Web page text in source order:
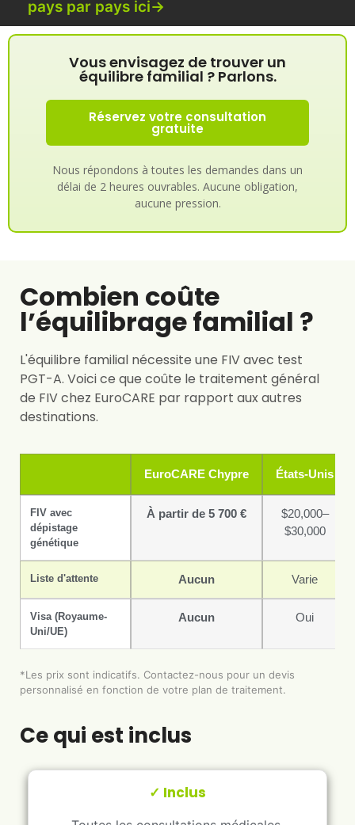
pays par pays ici→
Vous envisagez de trouver un
équilibre familial ? Parlons.
Réservez votre consultation
gratuite
Nous répondons à toutes les demandes dans un
délai de 2 heures ouvrables. Aucune obligation,
aucune pression.
Combien coûte
l’équilibrage familial ?
L'équilibre familial nécessite une FIV avec test
PGT-A. Voici ce que coûte le traitement général
de FIV chez EuroCARE par rapport aux autres
destinations.
EuroCARE Chypre États-Unis
FIV avec
dépistage
génétique
À partir de 5 700 €
$20,000–
$30,000
Liste d'attente Aucun Varie
Visa (Royaume-
Uni/UE)
Aucun Oui
*Les prix sont indicatifs. Contactez-nous pour un devis
personnalisé en fonction de votre plan de traitement.
Ce qui est inclus
✓ Inclus